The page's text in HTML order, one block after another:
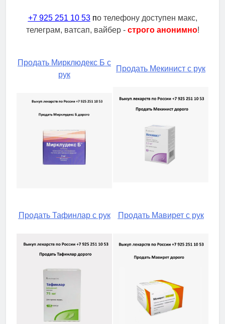
+7 925 251 10 53по телефону доступен макс,
телеграм, ватсап, вайбер - строго анонимно!
Продать Мирклюдекс Б с
рук
Продать Мекинист с рук
Продать Тафинлар с рук Продать Мавирет с рук